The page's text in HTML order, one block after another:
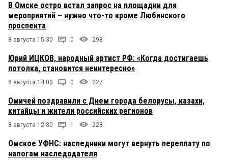
В Омске остро встал запрос на площадки для
мероприятий – нужно что-то кроме Любинского
проспекта
8 августа 15:30 0 298
Юрий ИЦКОВ, народный артист РФ: «Когда достигаешь
потолка, становится неинтересно»
8 августа 14:00 0 227
Омичей поздравили с Днем города белорусы, казахи,
китайцы и жители российских регионов
8 августа 12:30 1 228
Омское УФНС: наследники могут вернуть переплату по
налогам наследодателя